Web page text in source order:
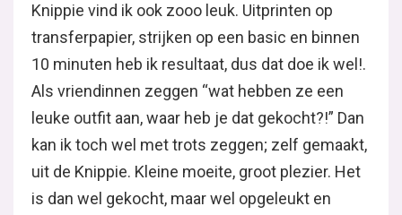
Knippie vind ik ook zooo leuk. Uitprinten op
transferpapier, strijken op een basic en binnen
10 minuten heb ik resultaat, dus dat doe ik wel!.
Als vriendinnen zeggen “wat hebben ze een
leuke outfit aan, waar heb je dat gekocht?!” Dan
kan ik toch wel met trots zeggen; zelf gemaakt,
uit de Knippie. Kleine moeite, groot plezier. Het
is dan wel gekocht, maar wel opgeleukt en